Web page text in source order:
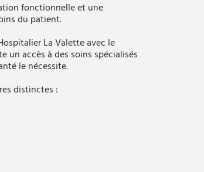
fonctionnelle et une
du patient.
La Valette avec le
un accès à des soins spécialisés
le nécessite.
distinctes :